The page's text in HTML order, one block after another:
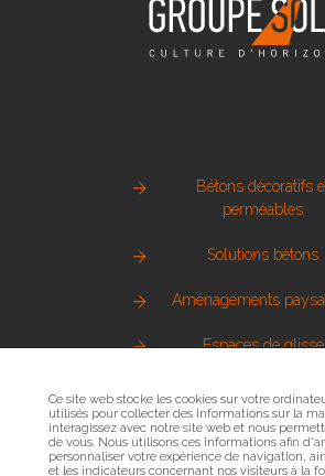
Bétons décoratifs
perméables
Solutions bétons
Aménagements
Espaces de glisse
Métallerie urbaine
Ce site web stocke les cookies sur votre
utilisés pour collecter des informations sur la
interagissez avec notre site web et nous
de vous. Nous utilisons ces informations afin
personnaliser votre expérience de navigation,
et les indicateurs concernant nos visiteurs à la